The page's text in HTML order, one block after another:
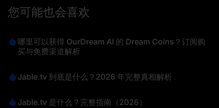
您可能也会喜欢
哪里可以获得 OurDream AI 的 Dream Coins？订阅购
买与免费渠道解析
Jable.tv 到底是什么？2026 年完整真相解析
Jable.tv 是什么？完整指南（2026）